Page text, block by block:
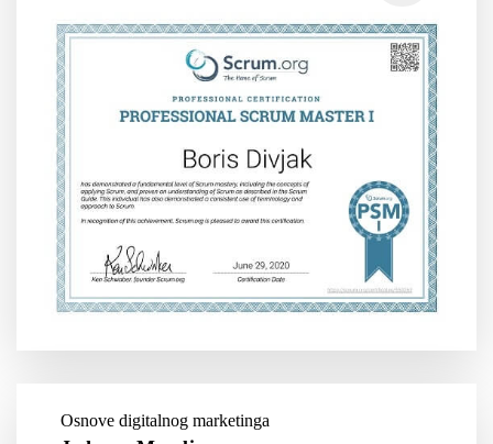
Osnove digitalnog marketinga